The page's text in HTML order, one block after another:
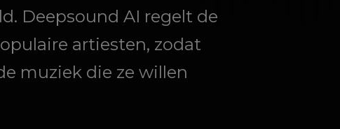
Deepsound AI regelt de
artiesten, zodat
muziek die ze willen